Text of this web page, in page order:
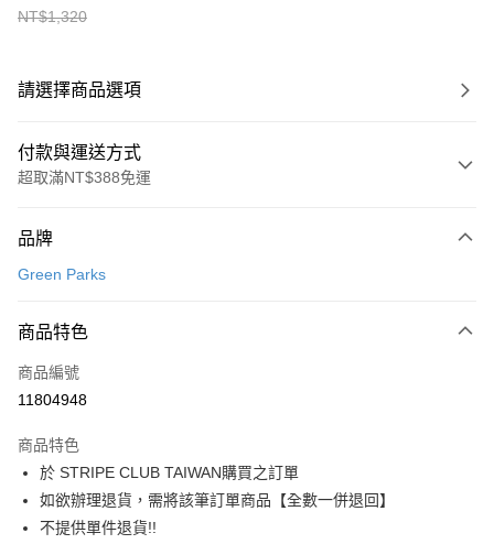
NT$1,320
請選擇商品選項
付款與運送方式
超取滿NT$388免運
信用卡一次付款
3 期 0 利率 每期
合作金庫商業銀行
上海商業儲蓄銀行
臺灣中小企業銀行
匯豐（台灣）商業銀行
華泰商業銀行
聯邦商業銀行
遠東國際商業銀行
元大商業銀行
超商取貨付款
LINE Pay
Apple Pay
街口支付
悠遊付
品牌
Green Parks
商品特色
商品編號
11804948
商品特色
於 STRIPE CLUB TAIWAN購買之訂單
如欲辦理退貨，需將該筆訂單商品【全數一併退回】
不提供單件退貨!!